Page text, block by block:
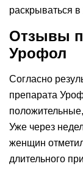
раскрываться в
Отзывы
Урофол
Согласно
препарата
положительные,
Уже через
женщин
длительного